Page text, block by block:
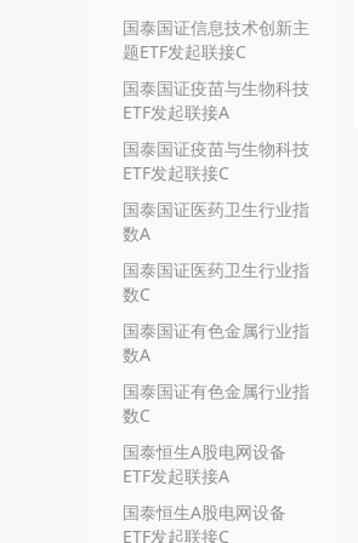
国泰国证信息技术创新主
题ETF发起联接C
国泰国证疫苗与生物科技
ETF发起联接A
国泰国证疫苗与生物科技
ETF发起联接C
国泰国证医药卫生行业指
数A
国泰国证医药卫生行业指
数C
国泰国证有色金属行业指
数A
国泰国证有色金属行业指
数C
国泰恒生A股电网设备
ETF发起联接A
国泰恒生A股电网设备
ETF发起联接C